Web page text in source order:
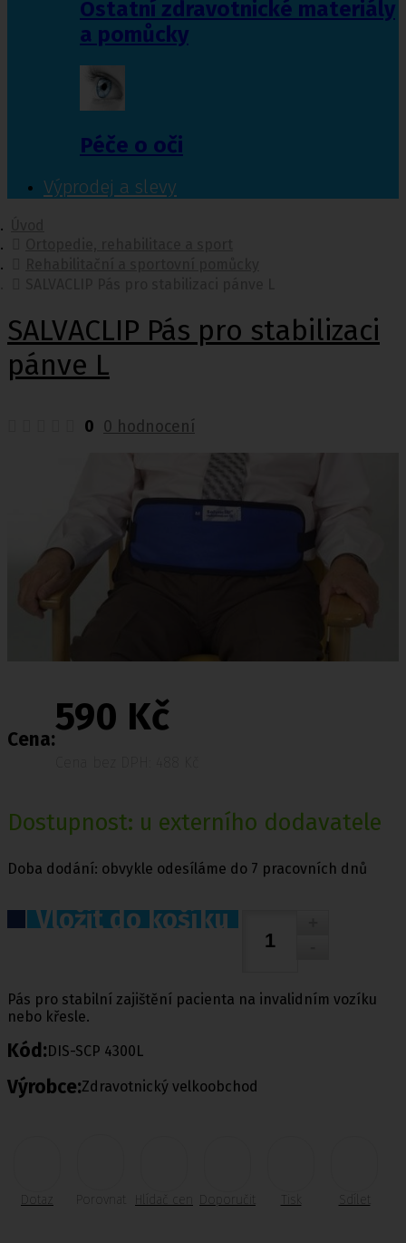
Ostatní zdravotnické materiály
a pomůcky
Péče o oči
Výprodej a slevy
SALVACLIP Pás pro stabilizaci
pánve L
0 0 hodnocení
Cena:
590 Kč
Dostupnost: u externího dodavatele
Doba dodání: obvykle odesíláme do 7 pracovních dnů
Vložit do košíku
Pás pro stabilní zajištění pacienta na invalidním vozíku
nebo křesle.
Kód:DIS-SCP 4300L
Výrobce:Zdravotnický velkoobchod
Dotaz Porovnat Doporučit Tisk Sdílet